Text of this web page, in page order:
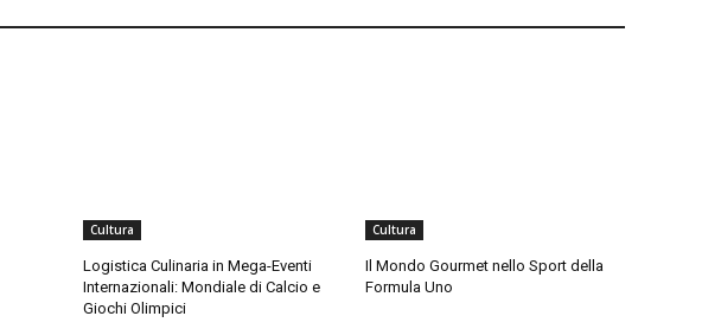
Cultura
Logistica Culinaria in Mega-Eventi
Internazionali: Mondiale di Calcio e
Giochi Olimpici
Cultura
Il Mondo Gourmet nello Sport della
Formula Uno